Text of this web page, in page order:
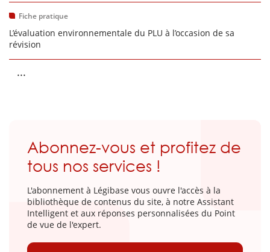
Fiche pratique
L’évaluation environnementale du PLU à l’occasion de sa
révision
...
Abonnez-vous et profitez de
tous nos services !
L'abonnement à Légibase vous ouvre l'accès à la
bibliothèque de contenus du site, à notre Assistant
Intelligent et aux réponses personnalisées du Point
de vue de l'expert.